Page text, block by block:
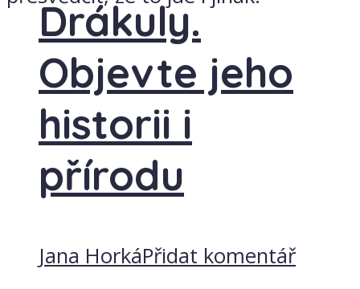
Drákuly.
Objevte jeho
historii i
přírodu
Jana HorkáPřidat komentář